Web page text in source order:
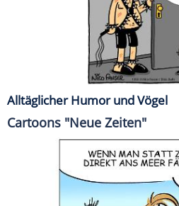
Alltäglicher Humor und Vögel
Cartoons "Neue Zeiten"